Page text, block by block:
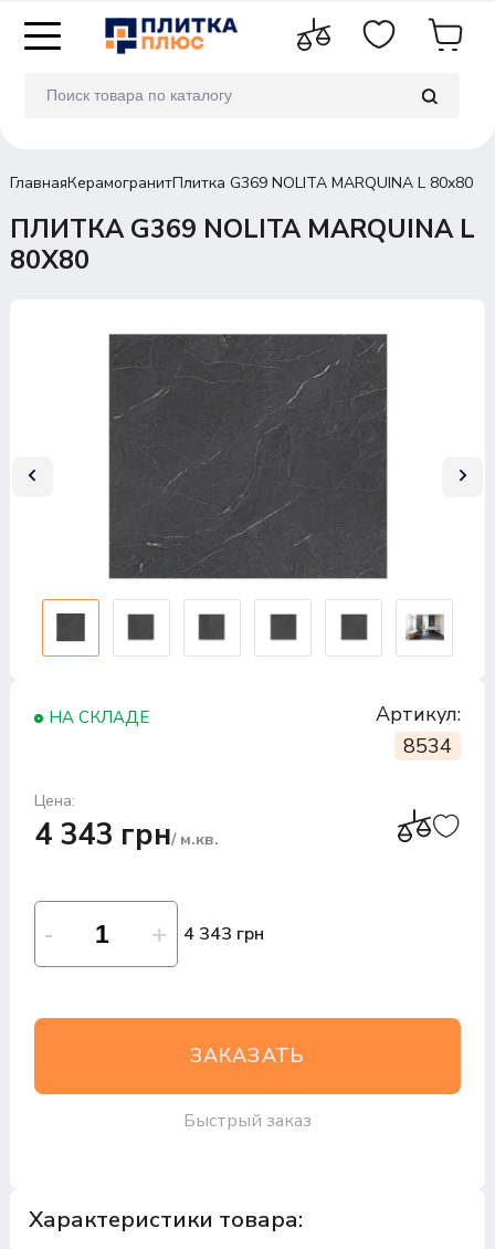
ГлавнаяКерамогранитПлитка G369 NOLITA MARQUINA L 80x80
ПЛИТКА G369 NOLITA MARQUINA L
80X80
НА СКЛАДЕ
Артикул:
8534
Цена:
4 343 грн/ м.кв.
4 343 грн
ЗАКАЗАТЬ
Быстрый заказ
Характеристики товара: